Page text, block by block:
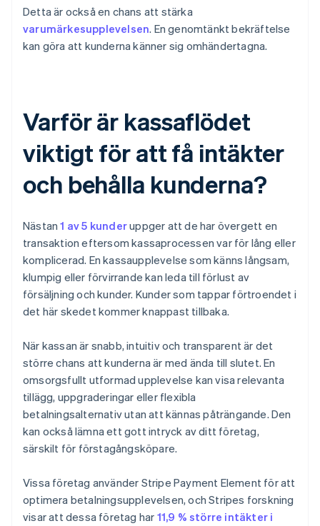
Detta är också en chans att stärka
varumärkesupplevelsen. En genomtänkt bekräftelse
kan göra att kunderna känner sig omhändertagna.
Varför är kassaflödet
viktigt för att få intäkter
och behålla kunderna?
Nästan1 av 5 kunderuppger att de har övergett en
transaktion eftersom kassaprocessen var för lång eller
komplicerad. En kassaupplevelse som känns långsam,
klumpig eller förvirrande kan leda till förlust av
försäljning och kunder. Kunder som tappar förtroendet i
det här skedet kommer knappast tillbaka.
När kassan är snabb, intuitiv och transparent är det
större chans att kunderna är med ända till slutet. En
omsorgsfullt utformad upplevelse kan visa relevanta
tillägg, uppgraderingar eller flexibla
betalningsalternativ utan att kännas påträngande. Den
kan också lämna ett gott intryck av ditt företag,
särskilt för förstagångsköpare.
Vissa företag använder Stripe Payment Element för att
optimera betalningsupplevelsen, och Stripes forskning
visar att dessa företag har 11,9 % större intäkter i